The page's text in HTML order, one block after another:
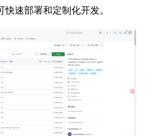
速部署和定制化开发。